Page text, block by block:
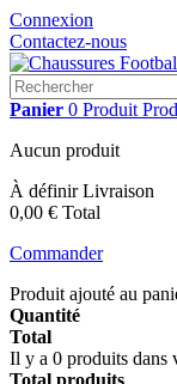
Connexion
Contactez-nous
Panier 0 Produit
Aucun produit
À définirLivraison
0,00 € Total
Commander
Produit ajouté au
Quantité
Total
Il y a 0 produits dans
Total produits